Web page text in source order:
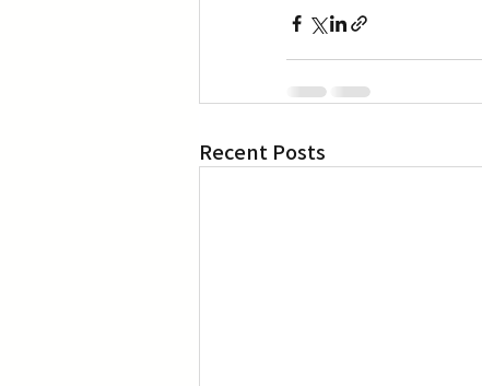
Recent Posts